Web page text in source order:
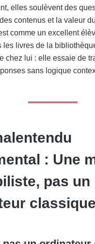
elles soulèvent des
des contenus et la valeur
comme un excellent
livres de la
chez lui : elle essaie de
sans logique
: Une
pas un
classique